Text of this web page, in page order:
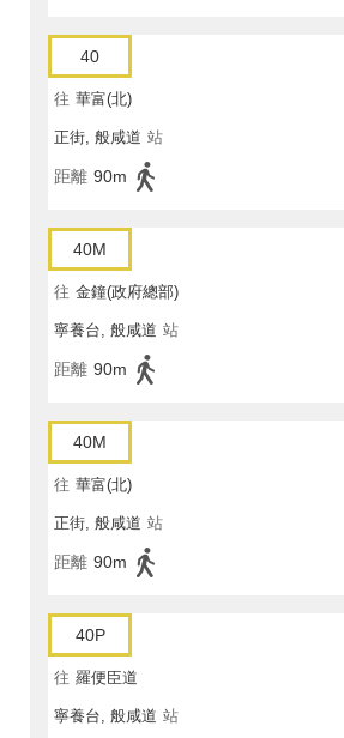
40
往 華富(北)
正街, 般咸道 站
距離 90m
40M
往 金鐘(政府總部)
寧養台, 般咸道 站
距離 90m
40M
往 華富(北)
正街, 般咸道 站
距離 90m
40P
往 羅便臣道
寧養台, 般咸道 站